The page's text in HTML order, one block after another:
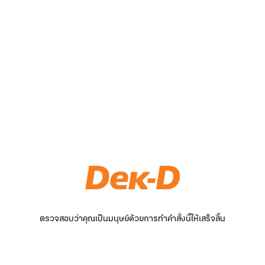
ตรวจสอบว่าคุณเป็นมนุษย์ด้วยการทำคำสั่งนี้ให้เสร็จสิ้น